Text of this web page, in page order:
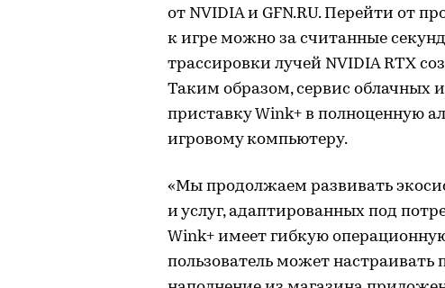
от NVIDIA и GFN.RU. Перейти от
к игре можно за считанные
трассировки лучей NVIDIA RTX
Таким образом, сервис облачных
приставку Wink+ в полноценную
игровому компьютеру.
«Мы продолжаем развивать
и услуг, адаптированных под
Wink+ имеет гибкую
пользователь может настраивать